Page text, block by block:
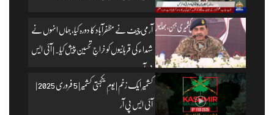
آرمی چیف نے مظفرآباد کا دورہ کیا، جہاں انہوں نے
شہداء کی قربانیوں کو خراجِ تحسین پیش کیا۔ | آئی ایس
پی آر
کشمیر ایک زخم | یومِ یکجہتی کشمیر | 5 فروری 2025 |
آئی ایس پی آر